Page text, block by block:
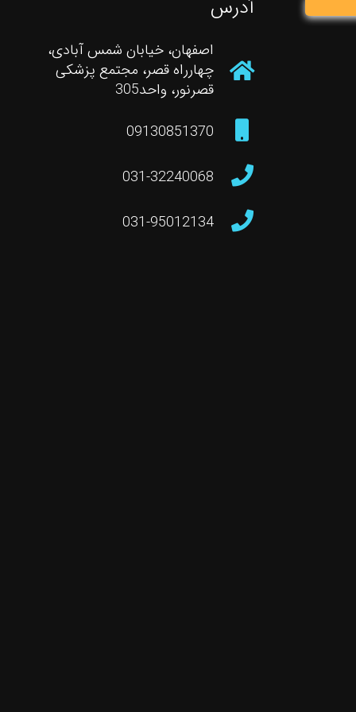
آدرس
اصفهان، خیابان شمس آبادی،
چهارراه قصر، مجتمع پزشکی
قصرنور، واحد305
09130851370
031-32240068
031-95012134